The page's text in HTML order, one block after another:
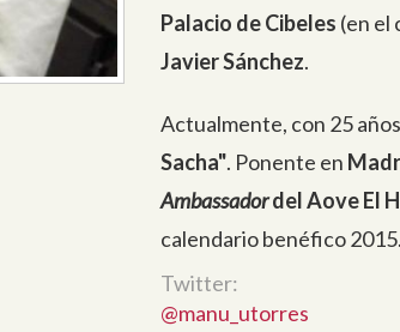
Palacio de Cibeles (en el
Javier Sánchez.
Actualmente, con 25
Sacha". Ponente en
Ambassadordel Aove El
calendario benéfico 2015.
Twitter:
@manu_utorres